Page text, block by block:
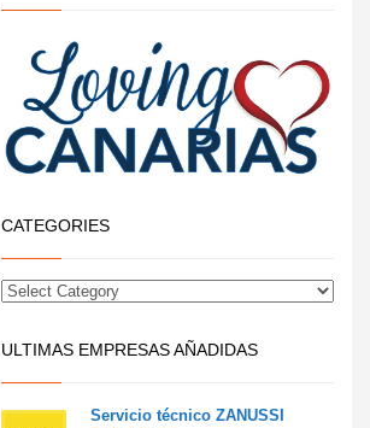
CATEGORIES
ULTIMAS EMPRESAS AÑADIDAS
Servicio técnico ZANUSSI